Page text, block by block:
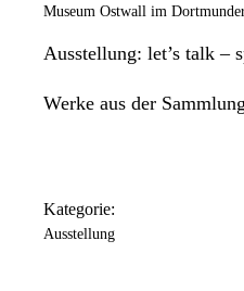
Museum Ostwall im
Ausstellung: let’s talk –
Werke aus der
Kategorie:
Ausstellung